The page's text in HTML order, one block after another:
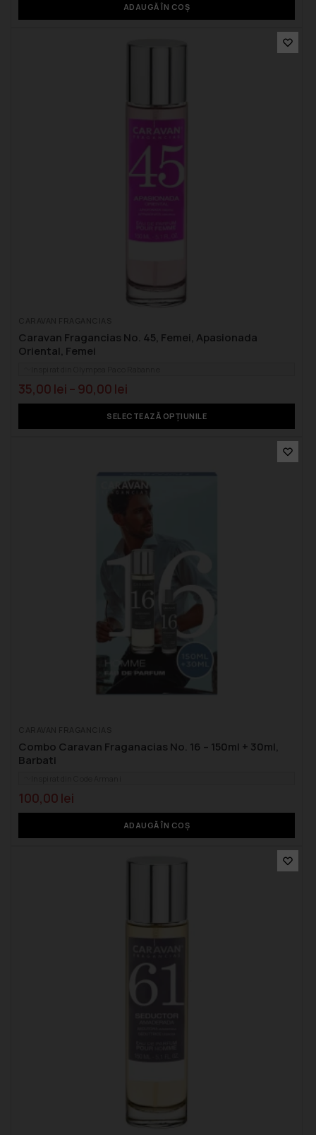
ADAUGĂ ÎN COȘ
Caravan Fragancias No. 45, Femei, Apasionada
Oriental, Femei
35,00 lei – 90,00 lei
SELECTEAZĂ OPȚIUNILE
Combo Caravan Fraganacias No. 16 – 150ml + 30ml,
Barbati
100,00 lei
ADAUGĂ ÎN COȘ